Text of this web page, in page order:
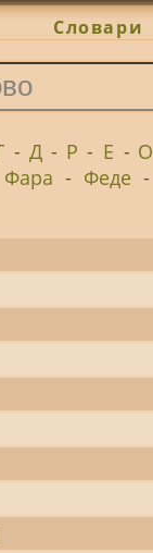
Словари
- Д - Р - Е - О
Фара - Феде -